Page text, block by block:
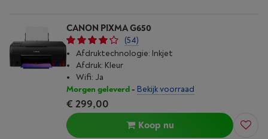
CANON PIXMA G650
(54)
Afdruktechnologie: Inkjet
Afdruk: Kleur
Wifi: Ja
Morgen geleverd- Bekijk voorraad
€ 299,00
Koop nu